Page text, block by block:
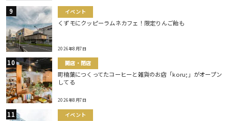
イベント
くずモにクッピーラムネカフェ！限定りんご飴も
2026年8月7日
開店・閉店
町楠葉につくってたコーヒーと雑貨のお店「koru;」がオープン
してる
2026年8月7日
イベント